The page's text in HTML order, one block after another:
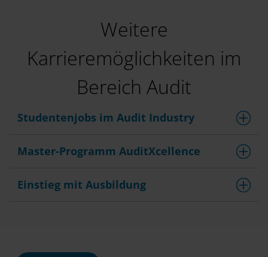
Weitere
Karrieremöglichkeiten im
Bereich Audit
Studentenjobs im Audit Industry
Master-Programm AuditXcellence
Einstieg mit Ausbildung